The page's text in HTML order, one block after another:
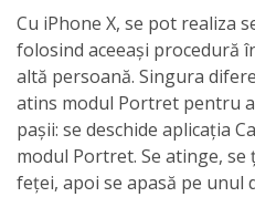
Cu iPhone X, se pot realiza
folosind aceeași procedură
altă persoană. Singura
atins modul Portret pentru
pașii: se deschide aplicația
modul Portret. Se atinge,
feței, apoi se apasă pe unul